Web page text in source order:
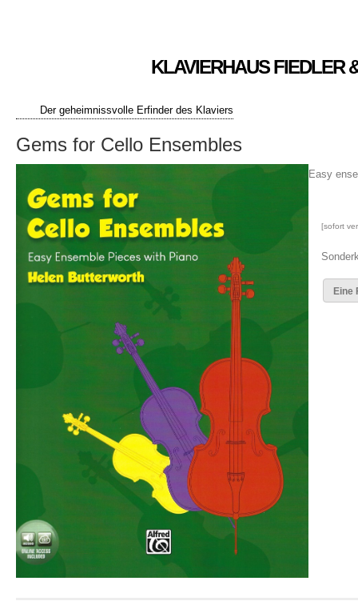
KLAVIERHAUS FIEDLER
Der geheimnissvolle Erfinder des Klaviers
Gems for Cello Ensembles
Easy
[sofort
Eine